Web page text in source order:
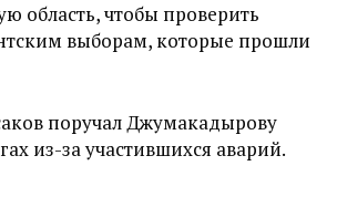
область, чтобы проверить
выборам, которые прошли
поручал Джумакадырову
из-за участившихся аварий.